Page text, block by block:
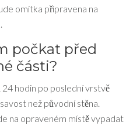
omítka připravena na
počkat před
části?
hodin po poslední vrstvě
než původní stěna.
na opraveném místě vypadat